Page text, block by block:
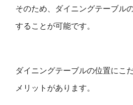
そのため、ダイニングテーブル
することが可能です。
ダイニングテーブルの位置にこ
メリットがあります。